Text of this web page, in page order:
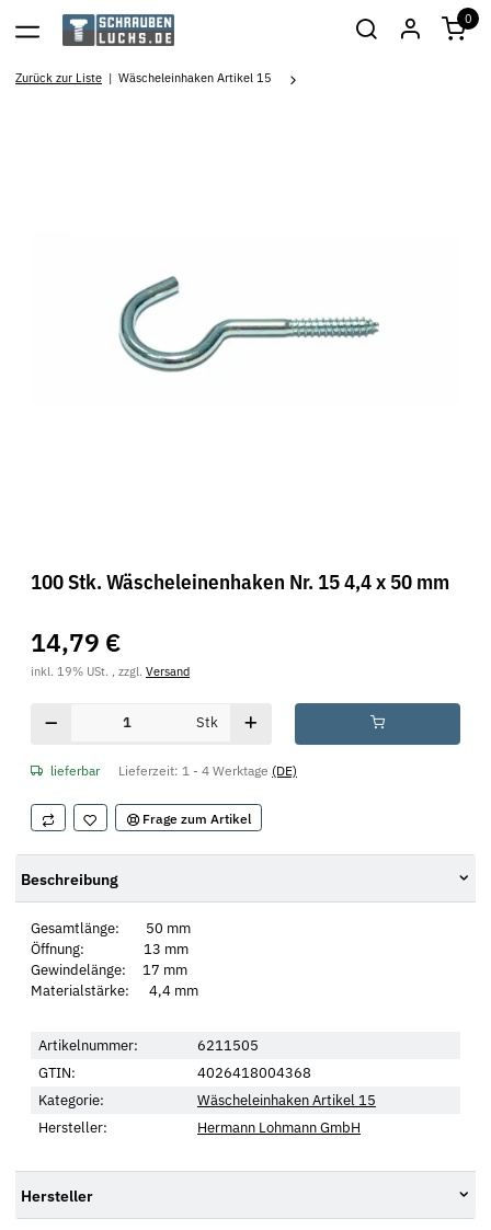
0
Zurück zur Liste Wäscheleinhaken Artikel 15
100 Stk. Wäscheleinenhaken Nr. 15 4,4 x 50 mm
14,79 €
inkl. 19% USt. , zzgl. Versand
Stk
lieferbar Lieferzeit: 1 - 4 Werktage (DE)
Frage zum Artikel
Beschreibung
Gesamtlänge: 50 mm
Öffnung: 13 mm
Gewindelänge: 17 mm
Materialstärke: 4,4 mm
Artikelnummer:
6211505
GTIN:
4026418004368
Kategorie:
Wäscheleinhaken Artikel 15
Hersteller:
Hermann Lohmann GmbH
Hersteller